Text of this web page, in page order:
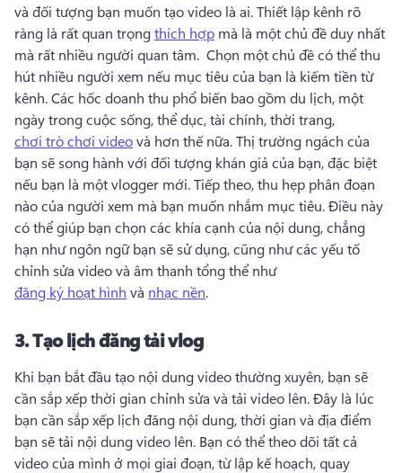
và đối tượng bạn muốn tạo video là ai. Thiết lập kênh rõ
ràng là rất quan trọng thích hợp mà là một chủ đề duy nhất
mà rất nhiều người quan tâm. Chọn một chủ đề có thể thu
hút nhiều người xem nếu mục tiêu của bạn là kiếm tiền từ
kênh. Các hốc doanh thu phổ biến bao gồm du lịch, một
ngày trong cuộc sống, thể dục, tài chính, thời trang,
chơi trò chơi video và hơn thế nữa. Thị trường ngách của
bạn sẽ song hành với đối tượng khán giả của bạn, đặc biệt
nếu bạn là một vlogger mới. Tiếp theo, thu hẹp phân đoạn
nào của người xem mà bạn muốn nhắm mục tiêu. Điều này
có thể giúp bạn chọn các khía cạnh của nội dung, chẳng
hạn như ngôn ngữ bạn sẽ sử dụng, cũng như các yếu tố
chỉnh sửa video và âm thanh tổng thể như
đăng ký hoạt hình và nhạc nền.
3.Tạo lịch đăng tải vlog
Khi bạn bắt đầu tạo nội dung video thường xuyên, bạn sẽ
cần sắp xếp thời gian chỉnh sửa và tải video lên. Đây là lúc
bạn cần sắp xếp lịch đăng nội dung, thời gian và địa điểm
bạn sẽ tải nội dung video lên. Bạn có thể theo dõi tất cả
video của mình ở mọi giai đoạn, từ lập kế hoạch, quay